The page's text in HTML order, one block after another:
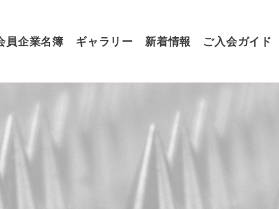
員企業名簿 ギャラリー 新着情報 ご入会ガイド